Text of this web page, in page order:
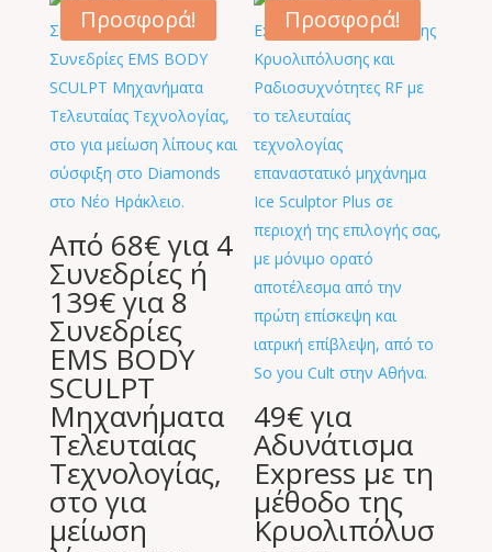
1.490,00 €.είναι:
59,00 €.
Προσφορά!
Από 68€ για 4
Συνεδρίες ή
139€ για 8
Συνεδρίες
EMS BODY
SCULPT
Μηχανήματα
Τελευταίας
Τεχνολογίας,
στο για
μείωση
Προσφορά!
49€ για
Αδυνάτισμα
Express με τη
μέθοδο της
Κρυολιπόλυσ